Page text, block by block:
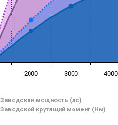
Заводская мощность (лс)
Заводской крутящий момент (Нм)
2000 3000 4000